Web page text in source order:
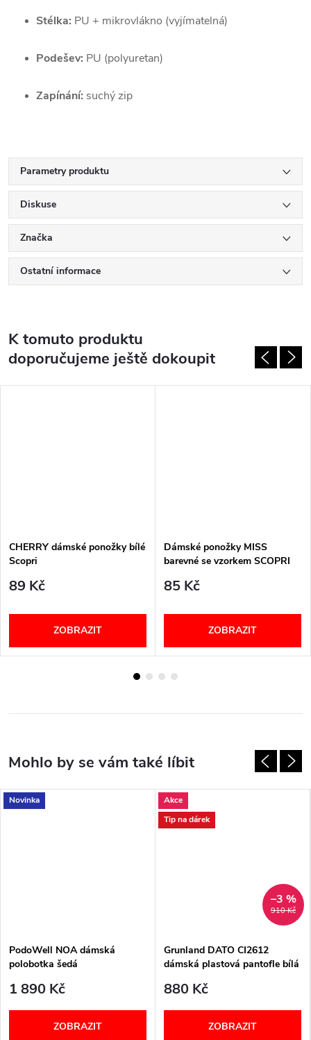
Stélka: PU + mikrovlákno (vyjímatelná)
Podešev: PU (polyuretan)
Zapínání: suchý zip
Parametry produktu
Diskuse
Značka
Ostatní informace
K tomuto produktu
doporučujeme ještě dokoupit
CHERRY dámské ponožky bílé
Scopri
89 Kč
ZOBRAZIT
Dámské ponožky MISS
barevné se vzorkem SCOPRI
85 Kč
ZOBRAZIT
Novinka
PodoWell NOA dámská
polobotka šedá
1 890 Kč
ZOBRAZIT
Akce
Tip na dárek
910 Kč
–3 %
Grunland DATO CI2612
dámská plastová pantofle bílá
880 Kč
ZOBRAZIT